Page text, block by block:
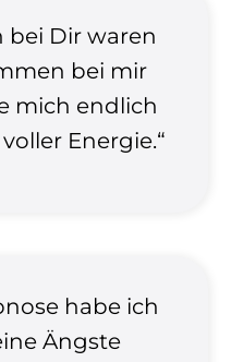
bei Dir waren
bei mir
mich endlich
Energie.“
habe ich
Ängste